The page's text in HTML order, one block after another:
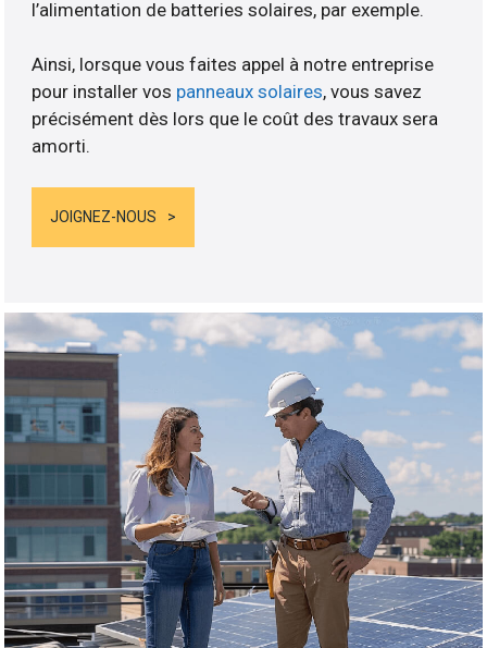
l’alimentation de batteries solaires, par exemple.
Ainsi, lorsque vous faites appel à notre entreprise
pour installer vos panneaux solaires, vous savez
précisément dès lors que le coût des travaux sera
amorti.
JOIGNEZ-NOUS